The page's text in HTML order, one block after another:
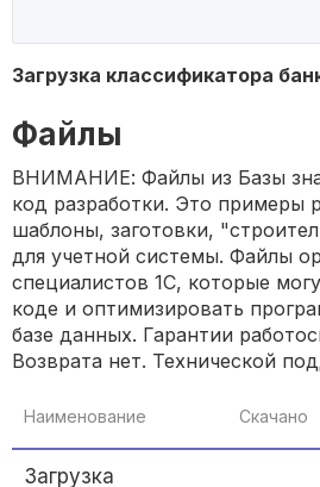
Загрузка классификатора
Файлы
ВНИМАНИЕ: Файлы из Базы
код разработки. Это примеры
шаблоны, заготовки,
для учетной системы. Файлы
специалистов 1С, которые
коде и оптимизировать
базе данных. Гарантии
Возврата нет. Технической
Наименование Скачано
Загрузка